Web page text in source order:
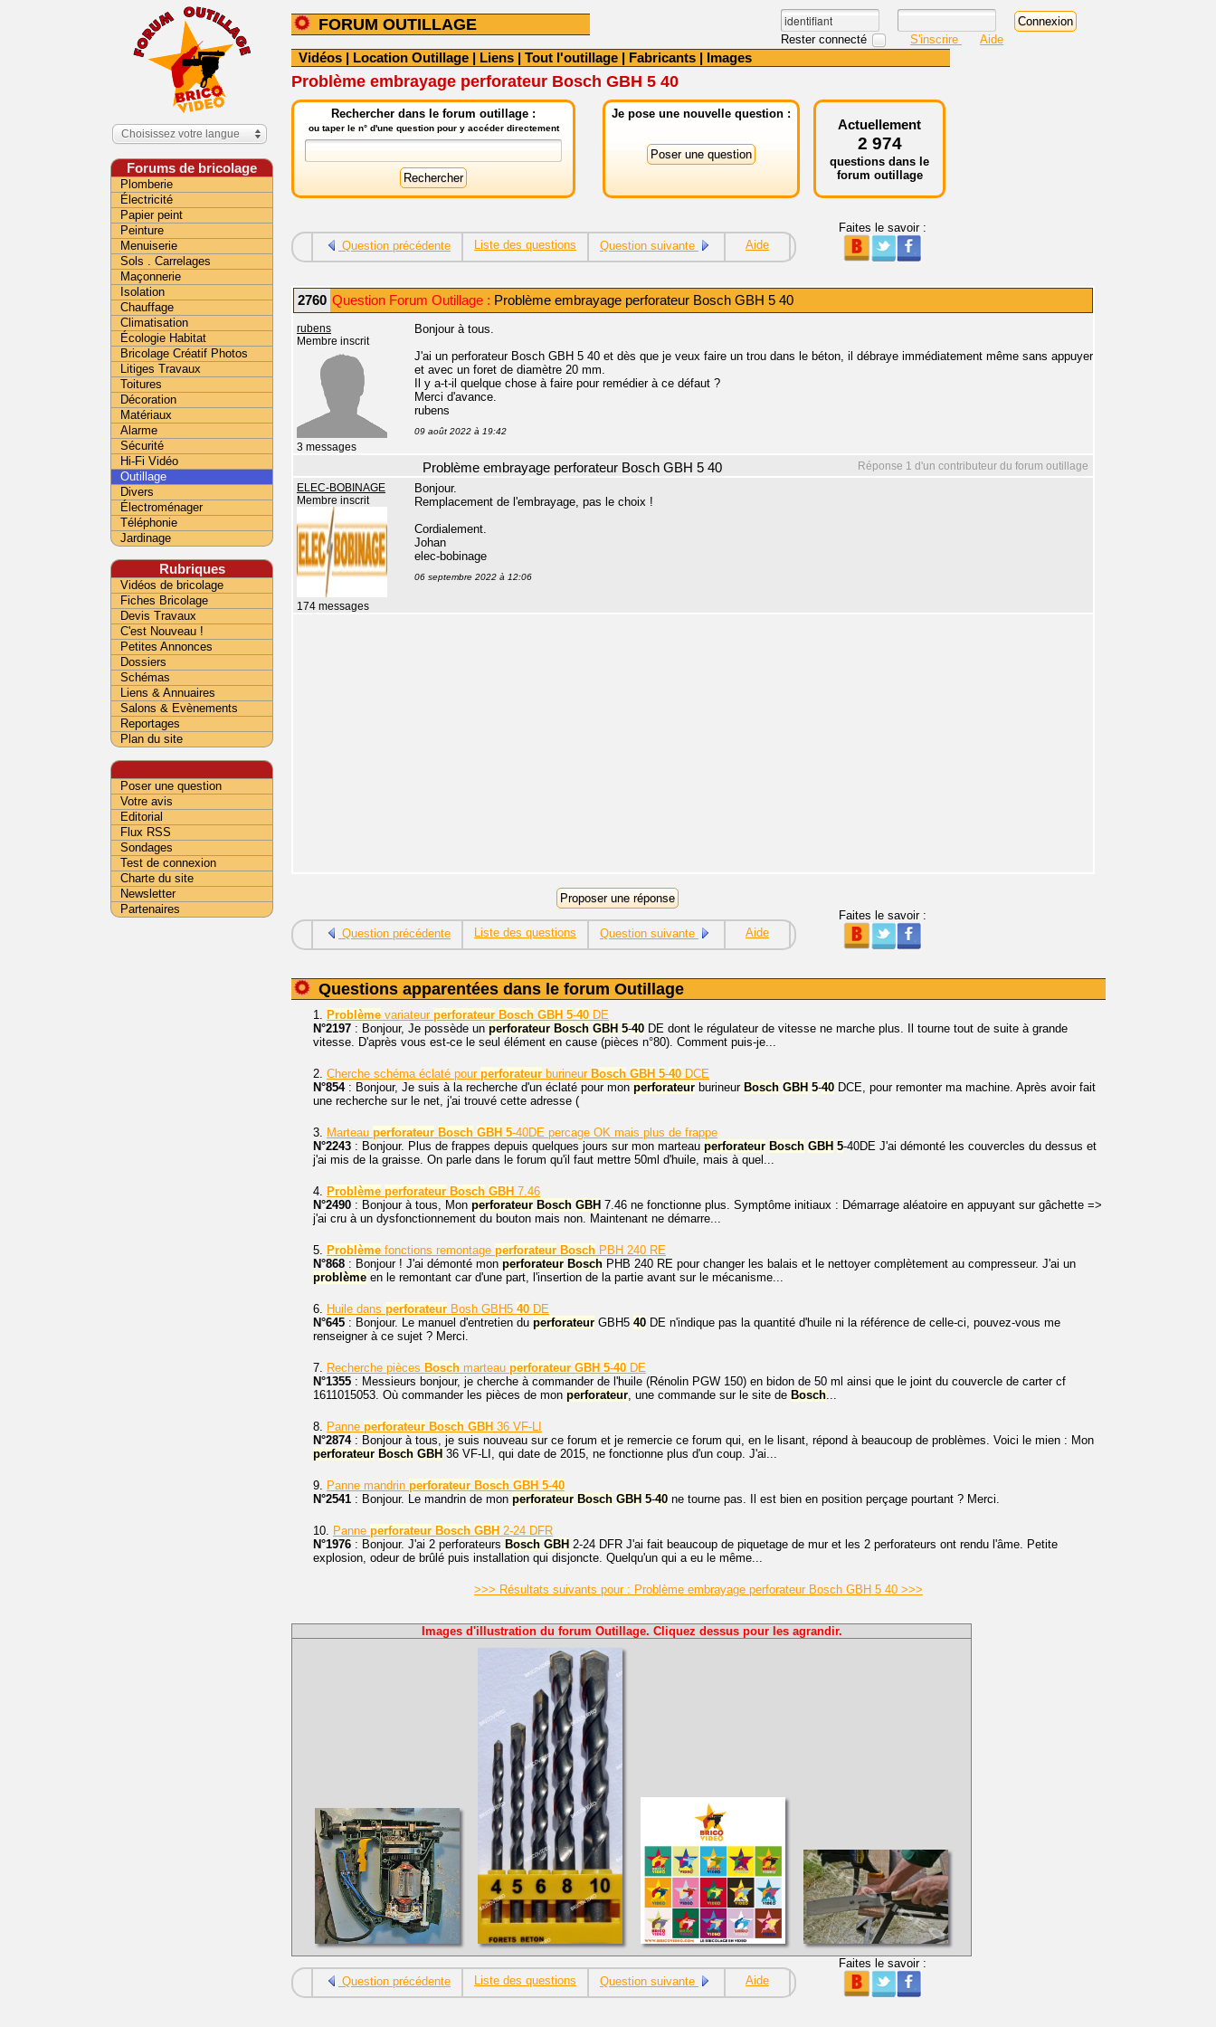
FORUM OUTILLAGE
Rester connecté S'inscrire Aide
Vidéos | Location Outillage | Liens | Tout l'outillage | Fabricants | Images
Problème embrayage perforateur Bosch GBH 5 40
Rechercher dans le forum outillage :
ou taper le n° d'une question pour y accéder directement
Je pose une nouvelle question :
Actuellement
2 974
questions dans le
forum outillage
Question précédente Liste des questions Question suivante Aide
Faites le savoir :
2760 Question Forum Outillage : Problème embrayage perforateur Bosch GBH 5 40
rubens
Membre inscrit
3 messages
Bonjour à tous.
J'ai un perforateur Bosch GBH 5 40 et dès que je veux faire un trou dans le béton, il débraye immédiatement même sans appuyer
et avec un foret de diamètre 20 mm.
Il y a-t-il quelque chose à faire pour remédier à ce défaut ?
Merci d'avance.
rubens
09 août 2022 à 19:42
Réponse 1 d'un contributeur du forum outillage
Problème embrayage perforateur Bosch GBH 5 40
ELEC-BOBINAGE
Membre inscrit
174 messages
Bonjour.
Remplacement de l'embrayage, pas le choix !
Cordialement.
Johan
elec-bobinage
06 septembre 2022 à 12:06
Question précédente Liste des questions Question suivante Aide
Faites le savoir :
Questions apparentées dans le forum Outillage
1. Problème variateur perforateur Bosch GBH 5-40 DE
N°2197 : Bonjour, Je possède un perforateur Bosch GBH 5-40 DE dont le régulateur de vitesse ne marche plus. Il tourne tout de suite à grande
vitesse. D'après vous est-ce le seul élément en cause (pièces n°80). Comment puis-je...
2. Cherche schéma éclaté pour perforateur burineur Bosch GBH 5-40 DCE
N°854: Bonjour, Je suis à la recherche d'un éclaté pour mon perforateur burineur Bosch GBH 5-40 DCE, pour remonter ma machine. Après avoir fait
une recherche sur le net, j'ai trouvé cette adresse (
3. Marteau perforateur Bosch GBH 5-40DE percage OK mais plus de frappe
N°2243 : Bonjour. Plus de frappes depuis quelques jours sur mon marteau perforateur Bosch GBH 5-40DE J'ai démonté les couvercles du dessus et
j'ai mis de la graisse. On parle dans le forum qu'il faut mettre 50ml d'huile, mais à quel...
4. Problème perforateur Bosch GBH 7.46
N°2490 : Bonjour à tous, Mon perforateur Bosch GBH 7.46 ne fonctionne plus. Symptôme initiaux : Démarrage aléatoire en appuyant sur gâchette =>
j'ai cru à un dysfonctionnement du bouton mais non. Maintenant ne démarre...
5. Problème fonctions remontage perforateur Bosch PBH 240 RE
N°868 : Bonjour ! J'ai démonté mon perforateur Bosch PHB 240 RE pour changer les balais et le nettoyer complètement au compresseur. J'ai un
problème en le remontant car d'une part, l'insertion de la partie avant sur le mécanisme...
6. Huile dans perforateur Bosh GBH5 40 DE
N°645 : Bonjour. Le manuel d'entretien du perforateur GBH5 40 DE n'indique pas la quantité d'huile ni la référence de celle-ci, pouvez-vous me
renseigner à ce sujet ? Merci.
7. Recherche pièces Bosch marteau perforateur GBH 5-40 DE
N°1355 : Messieurs bonjour, je cherche à commander de l'huile (Rénolin PGW 150) en bidon de 50 ml ainsi que le joint du couvercle de carter cf
1611015053. Où commander les pièces de mon perforateur, une commande sur le site de Bosch...
8. Panne perforateur Bosch GBH 36 VF-LI
N°2874: Bonjour à tous, je suis nouveau sur ce forum et je remercie ce forum qui, en le lisant, répond à beaucoup de problèmes. Voici le mien : Mon
perforateur Bosch GBH 36 VF-LI, qui date de 2015, ne fonctionne plus d'un coup. J'ai...
9. Panne mandrin perforateur Bosch GBH 5-40
N°2541 : Bonjour. Le mandrin de mon perforateur Bosch GBH 5-40 ne tourne pas. Il est bien en position perçage pourtant ? Merci.
10. Panne perforateur Bosch GBH 2-24 DFR
N°1976 : Bonjour. J'ai 2 perforateurs Bosch GBH 2-24 DFR J'ai fait beaucoup de piquetage de mur et les 2 perforateurs ont rendu l'âme. Petite
explosion, odeur de brûlé puis installation qui disjoncte. Quelqu'un qui a eu le même...
>>> Résultats suivants pour : Problème embrayage perforateur Bosch GBH 5 40 >>>
Images d'illustration du forum Outillage. Cliquez dessus pour les agrandir.
Question précédente Liste des questions Question suivante Aide
Faites le savoir :
Choisissez votre langue
Forums de bricolage
Plomberie
Électricité
Papier peint
Peinture
Menuiserie
Sols . Carrelages
Maçonnerie
Isolation
Chauffage
Climatisation
Écologie Habitat
Bricolage Créatif Photos
Litiges Travaux
Toitures
Décoration
Matériaux
Alarme
Sécurité
Hi-Fi Vidéo
Outillage
Divers
Électroménager
Téléphonie
Jardinage
Rubriques
Vidéos de bricolage
Fiches Bricolage
Devis Travaux
C'est Nouveau !
Petites Annonces
Dossiers
Schémas
Liens & Annuaires
Salons & Evènements
Reportages
Plan du site
Poser une question
Votre avis
Editorial
Flux RSS
Sondages
Test de connexion
Charte du site
Newsletter
Partenaires